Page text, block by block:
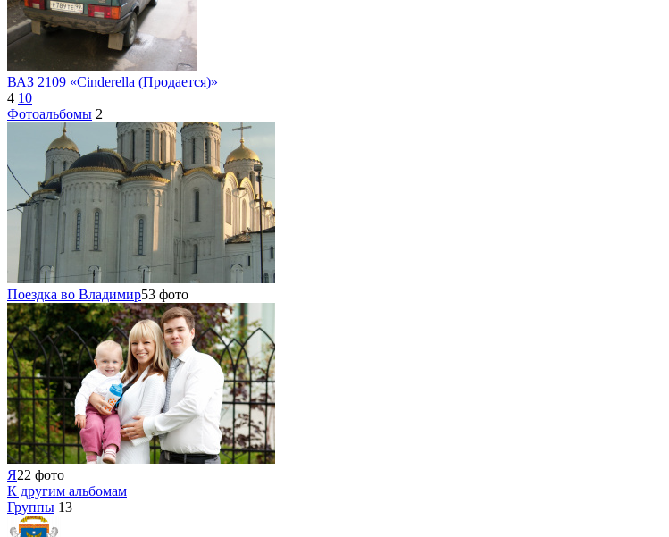
ВАЗ 2109 «Cinderella (Продается)»
4 10
Фотоальбомы 2
Поездка во Владимир53 фото
Я22 фото
К другим альбомам
Группы 13